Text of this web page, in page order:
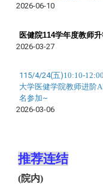
2026-06-10
医健院114学年度教师
2026-03-27
115/4/24(五)10:10-12:00
大学医健学院教师进阶
名参加~
2026-03-06
推荐连结
(院内)